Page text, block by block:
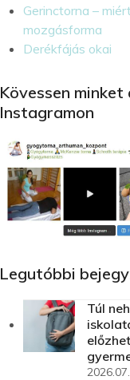
Gerinctorna –
mozgásforma
Derékfájás okai
Kövessen minket
Instagramon
Legutóbbi
Túl